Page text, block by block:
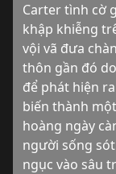
Carter tình cờ
khập khiễng
vội vã đưa
thôn gần đó
để phát hiện
biến thành
hoàng ngày
người sống
ngục vào sâu